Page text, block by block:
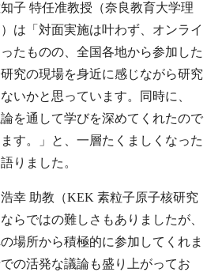
子 特任准教授（奈良教育大学理
は「対面実施は叶わず、オンライ
たものの、全国各地から参加した
究の現場を身近に感じながら研究
いかと思っています。同時に、
を通して学びを深めてくれたので
す。」と、一層たくましくなった
りました。
幸 助教（KEK 素粒子原子核研究
らではの難しさもありましたが、
場所から積極的に参加してくれま
の活発な議論も盛り上がってお